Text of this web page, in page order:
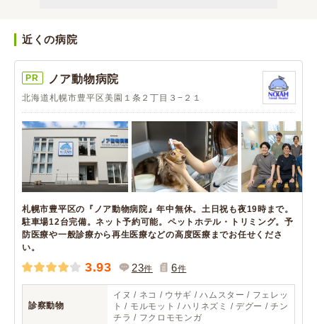
近くの病院
PR ノア動物病院
北海道札幌市豊平区美園１条２丁目３−２１
札幌市豊平区の『ノア動物病院』年中無休。土日祝も夜19時まで。
駐車場12台完備。ネット予約可能。ペットホテル・トリミング。予
防医療や一般診療から再生医療などの高度医療までお任せくださ
い。
3.93 23件 6件
診察動物
イヌ / ネコ / ウサギ / ハムスター / フェレッ
ト / モルモット / ハリネズミ / デグー / チン
チラ / フクロモモンガ